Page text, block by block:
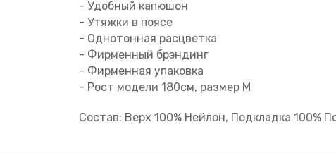
- Удобный капюшон
- Утяжки в поясе
- Однотонная расцветка
- Фирменный брэндинг
- Фирменная упаковка
- Рост модели 180см, размер М
Состав: Верх 100% Нейлон, Подкладка 100%